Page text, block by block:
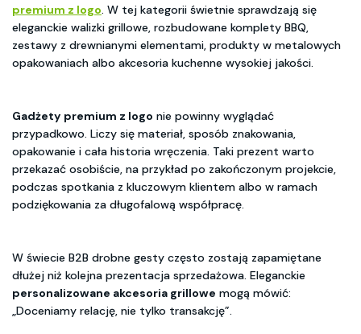
premium z logo. W tej kategorii świetnie sprawdzają się
eleganckie walizki grillowe, rozbudowane komplety BBQ,
zestawy z drewnianymi elementami, produkty w metalowych
opakowaniach albo akcesoria kuchenne wysokiej jakości.
Gadżety premium z logo nie powinny wyglądać
przypadkowo. Liczy się materiał, sposób znakowania,
opakowanie i cała historia wręczenia. Taki prezent warto
przekazać osobiście, na przykład po zakończonym projekcie,
podczas spotkania z kluczowym klientem albo w ramach
podziękowania za długofalową współpracę.
W świecie B2B drobne gesty często zostają zapamiętane
dłużej niż kolejna prezentacja sprzedażowa. Eleganckie
personalizowane akcesoria grillowe mogą mówić:
„Doceniamy relację, nie tylko transakcję”.